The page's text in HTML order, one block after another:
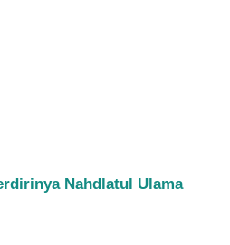
Nahdlatul Ulama